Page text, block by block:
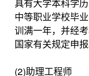
中等职业学校毕
训满一年，并经
国家有关规定申报
(2)助理工程师